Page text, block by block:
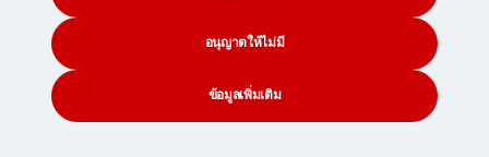
บริษัท Seven Seas Worldwide ให้บริการขนย้าย
ระหว่างประเทศอย่างมืออาชีพและตรงเวลา ทุกขั้นตอน
ตั้งแต่การมารับและส่งมอบราบรื่น เจ้าหน้าที่ฝ่ายบริการ
อนุญาตให้ไม่มี
ข้อมูลเพิ่มเติม